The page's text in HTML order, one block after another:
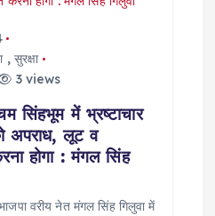
, सुरक्षा
3 views
सिंहभूम में भ्रष्टाचार
अपराध, लूट व
होगा : मंगल सिंह
भाजपा वरीय नेत मंगल सिंह गिलुवा में